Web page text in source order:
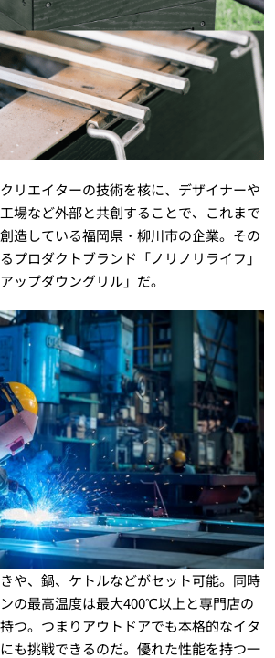
リエイターの技術を核に、デザイナーや
場など外部と共創することで、これまで
造している福岡県・柳川市の企業。その
プロダクトブランド「ノリノリライフ」
ップダウングリル」だ。
や、鍋、ケトルなどがセット可能。同時
の最高温度は最大400℃以上と専門店の
つ。つまりアウトドアでも本格的なイタ
も挑戦できるのだ。優れた性能を持つ一